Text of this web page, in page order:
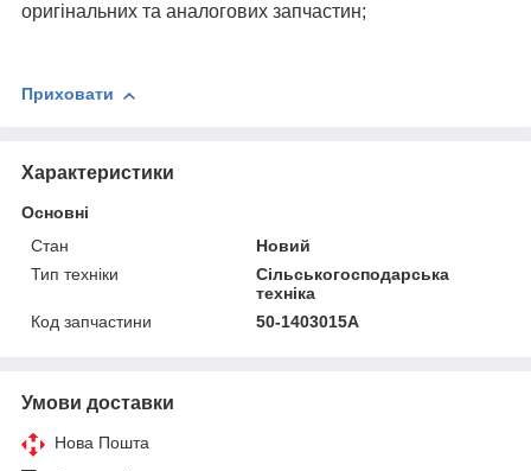
оригінальних та аналогових запчастин;
Приховати
Характеристики
Основні
Стан
Новий
Тип техніки
Сільськогосподарська
техніка
Код запчастини
50-1403015А
Умови доставки
Нова Пошта